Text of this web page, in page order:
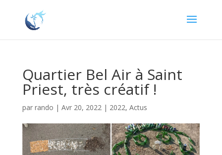
Quartier Bel Air à Saint
Priest, très créatif !
par rando | Avr 20, 2022| 2022, Actus